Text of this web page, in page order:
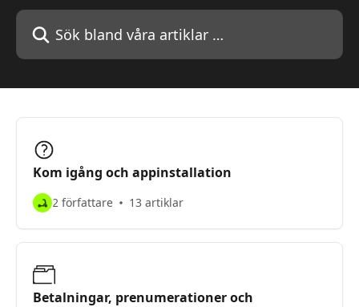
Sök bland våra artiklar …
Kom igång och appinstallation
2 författare 13 artiklar
Betalningar, prenumerationer och